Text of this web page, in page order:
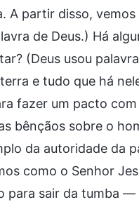
A partir disso, vemos
de Deus.) Há
(Deus usou
e tudo que há
fazer um pacto com
bênçãos sobre o
da autoridade da
como o Senhor
para sair da tumba —